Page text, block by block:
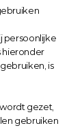
persoonlijke
hieronder
is
gezet,
gebruiken